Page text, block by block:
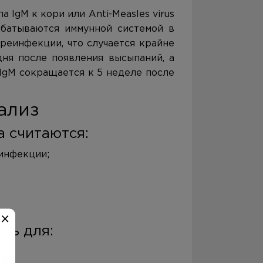
IgM к кори или Anti-Measles virus
иммунной системой в
что случается крайне
после появления высыпаний, а
сокращается к 5 неделе после
считаются:
для: